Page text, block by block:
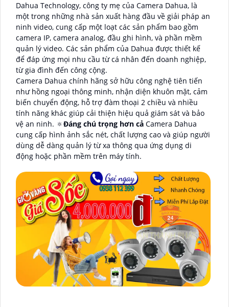
Dahua Technology, công ty mẹ của Camera Dahua, là
một trong những nhà sản xuất hàng đầu về giải pháp an
ninh video, cung cấp một loạt các sản phẩm bao gồm
camera IP, camera analog, đầu ghi hình, và phần mềm
quản lý video. Các sản phẩm của Dahua được thiết kế
để đáp ứng mọi nhu cầu từ cá nhân đến doanh nghiệp,
từ gia đình đến công cộng.
Camera Dahua chính hãng sở hữu công nghệ tiên tiến
như hồng ngoại thông minh, nhận diện khuôn mặt, cảm
biến chuyển động, hỗ trợ đàm thoại 2 chiều và nhiều
tính năng khác giúp cải thiện hiệu quả giám sát và bảo
vệ an ninh. 🔅Đáng chú trọng hơn cả Camera Dahua
cung cấp hình ảnh sắc nét, chất lượng cao và giúp người
dùng dễ dàng quản lý từ xa thông qua ứng dụng di
động hoặc phần mềm trên máy tính.